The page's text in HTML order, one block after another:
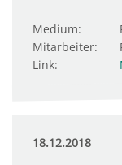
Medium:
Mitarbeiter:
Link:
18.12.2018